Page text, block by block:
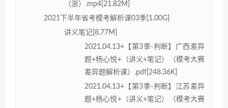
（浙）.mp4[21.82M]
2021下半年省考模考解析课03季[1.00G]
讲义笔记[8.77M]
2021.04.13+【第3季-判断】广西差异
题+杨心悦+（讲义+笔记）（模考大赛
差异题解析课）.pdf[248.36K]
2021.04.13+【第3季-判断】江苏差异
题+杨心悦+（讲义+笔记）（模考大赛